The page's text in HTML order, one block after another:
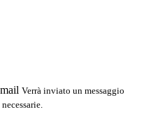
Verrà inviato un messaggio